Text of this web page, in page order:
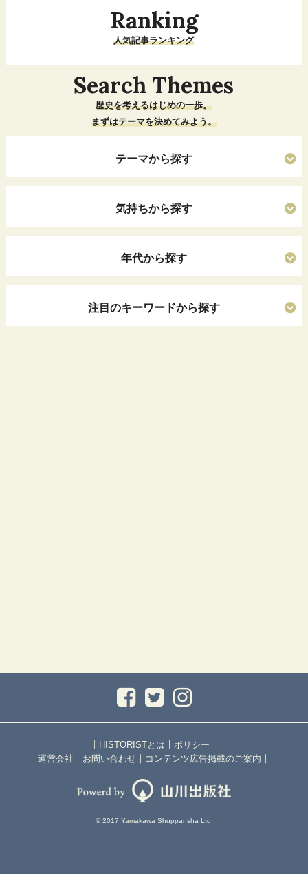
Ranking
人気記事ランキング
Search Themes
歴史を考えるはじめの一歩。
まずはテーマを決めてみよう。
テーマから探す
気持ちから探す
年代から探す
注目のキーワードから探す
｜ HISTORISTとは ｜ ポリシー ｜
運営会社 ｜ お問い合わせ ｜ コンテンツ広告掲載のご案内 ｜
© 2017 Yamakawa Shuppansha Ltd.